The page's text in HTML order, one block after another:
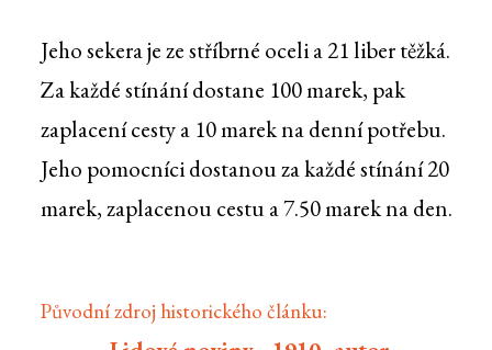
Jeho sekera je ze stříbrné oceli a 21 liber těžká.
Za každé stínání dostane 100 marek, pak
zaplacení cesty a 10 marek na denní potřebu.
Jeho pomocníci dostanou za každé stínání 20
marek, zaplacenou cestu a 7.50 marek na den.
Původní zdroj historického článku: